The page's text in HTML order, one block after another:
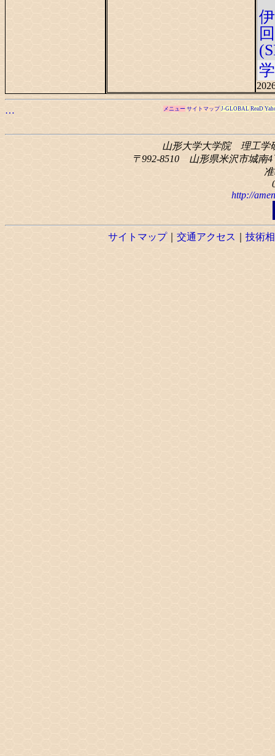
… メニュー サイトマップ J-GLOBAL ReaD
山形大学大学院 理工学
〒992-8510 山形県米沢市城南4
http://
サイトマップ｜ 交通アクセス 技術